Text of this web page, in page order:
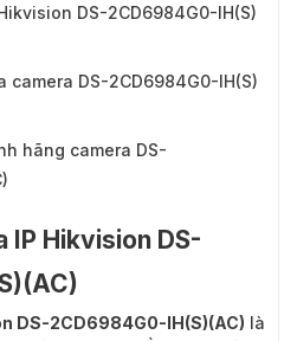
DS-2CD6984G0-IH(S)
camera DS-2CD6984G0-IH(S)
hãng camera DS-
IP Hikvision DS-
DS-2CD6984G0-IH(S)(AC) là